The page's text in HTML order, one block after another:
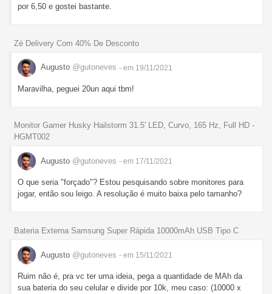
por 6,50 e gostei bastante.
Zé Delivery Com 40% De Desconto
Augusto @gutoneves - em 19/11/2021
Maravilha, peguei 20un aqui tbm!
Monitor Gamer Husky Hailstorm 31.5' LED, Curvo, 165 Hz, Full HD -
HGMT002
Augusto @gutoneves - em 17/11/2021
O que seria "forçado"? Estou pesquisando sobre monitores para
jogar, então sou leigo. A resolução é muito baixa pelo tamanho?
Bateria Externa Samsung Super Rápida 10000mAh USB Tipo C
Augusto @gutoneves - em 15/11/2021
Ruim não é, pra vc ter uma ideia, pega a quantidade de MAh da
sua bateria do seu celular e divide por 10k, meu caso: (10000 x